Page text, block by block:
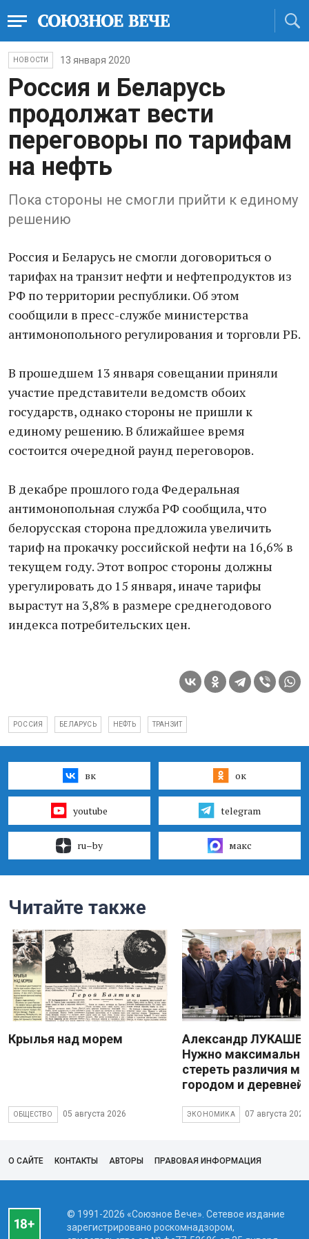
НОВОСТИ 13 января 2020
Россия и Беларусь
продолжат вести
переговоры по тарифам
на нефть
Пока стороны не смогли прийти к единому
решению
Россия и Беларусь не смогли договориться о
тарифах на транзит нефти и нефтепродуктов из
РФ по территории республики. Об этом
сообщили в пресс-службе министерства
антимонопольного регулирования и торговли РБ.
В прошедшем 13 января совещании приняли
участие представители ведомств обоих
государств, однако стороны не пришли к
единому решению. В ближайшее время
состоится очередной раунд переговоров.
В декабре прошлого года Федеральная
антимонопольная служба РФ сообщила, что
белорусская сторона предложила увеличить
тариф на прокачку российской нефти на 16,6% в
текущем году. Этот вопрос стороны должны
урегулировать до 15 января, иначе тарифы
вырастут на 3,8% в размере среднегодового
индекса потребительских цен.
РОССИЯ БЕЛАРУСЬ НЕФТЬ ТРАНЗИТ
вк ок
youtube telegram
ru–by макс
Читайте также
Крылья над морем
ОБЩЕСТВО 05 августа 2026
Александр
Нужно максимально
стереть различия
городом и деревней
ЭКОНОМИКА 07 августа 2026
О САЙТЕ КОНТАКТЫ АВТОРЫ ПРАВОВАЯ ИНФОРМАЦИЯ
© 1991-2026 «Союзное Вече». Сетевое издание
зарегистрировано роскомнадзором,